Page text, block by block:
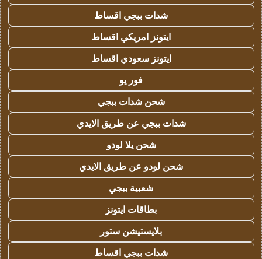
شدات ببجي اقساط
ايتونز امريكي اقساط
ايتونز سعودي اقساط
فور يو
شحن شدات ببجي
شدات ببجي عن طريق الايدي
شحن يلا لودو
شحن لودو عن طريق الايدي
شعبية ببجي
بطاقات ايتونز
بلايستيشن ستور
شدات ببجي اقساط